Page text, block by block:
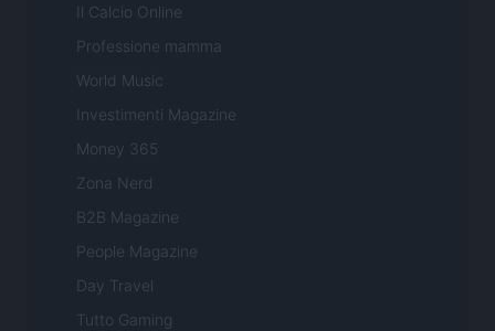
Il Calcio Online
Professione mamma
World Music
Investimenti Magazine
Money 365
Zona Nerd
B2B Magazine
People Magazine
Day Travel
Tutto Gaming